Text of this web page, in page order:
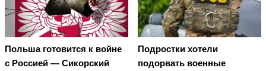
Польша готовится к войне
с Россией — Сикорский
Подростки хотели
подорвать военные